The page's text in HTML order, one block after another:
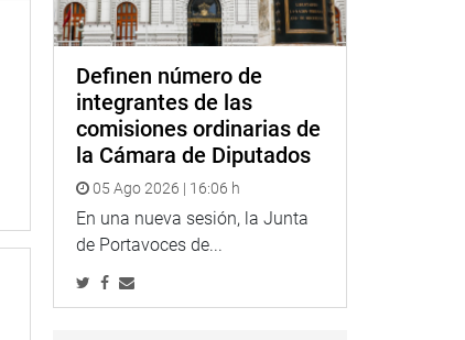
Definen número de
integrantes de las
comisiones ordinarias de
la Cámara de Diputados
05 Ago 2026 | 16:06 h
En una nueva sesión, la Junta
de Portavoces de...